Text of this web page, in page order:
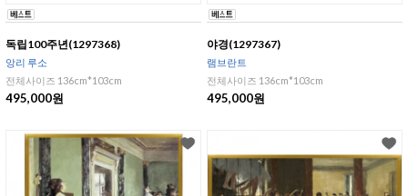
독립100주년(1297368)
앙리 루소
전체사이즈 136cm*103cm
495,000원
야경(1297367)
램브란트
전체사이즈 136cm*103cm
495,000원